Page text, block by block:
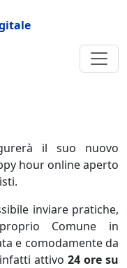
il suo nuovo
hour online aperto
inviare pratiche,
Comune in
e comodamente da
attivo 24 ore su